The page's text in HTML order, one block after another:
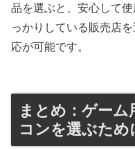
品を選ぶと、安心して
っかりしている販売店
応が可能です。
まとめ：ゲーム
コンを選ぶため